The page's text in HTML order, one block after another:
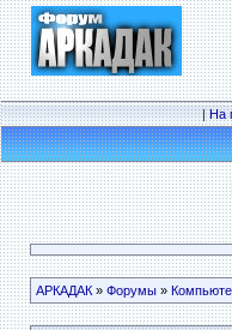
|На
АРКАДАК» Форумы»